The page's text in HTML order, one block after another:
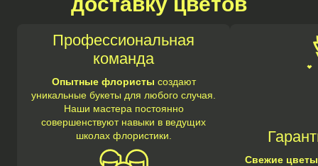
Профессиональная
команда
Опытные флористы создают
уникальные букеты для любого случая.
Наши мастера постоянно
совершенствуют навыки в ведущих
школах флористики.
Свежие цветы